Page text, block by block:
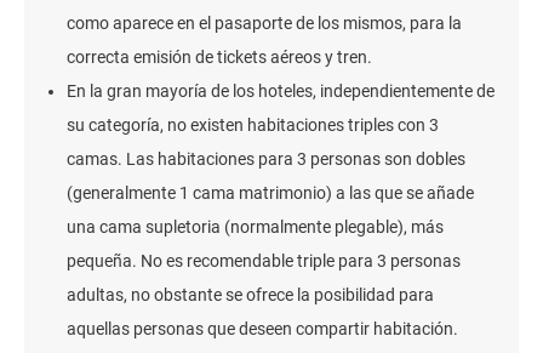
como aparece en el pasaporte de los mismos, para la
correcta emisión de tickets aéreos y tren.
En la gran mayoría de los hoteles, independientemente de
su categoría, no existen habitaciones triples con 3
camas. Las habitaciones para 3 personas son dobles
(generalmente 1 cama matrimonio) a las que se añade
una cama supletoria (normalmente plegable), más
pequeña. No es recomendable triple para 3 personas
adultas, no obstante se ofrece la posibilidad para
aquellas personas que deseen compartir habitación.